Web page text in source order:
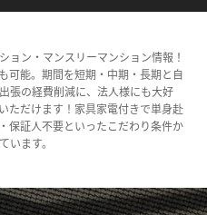
ョン・マンスリーマンション情報！
可能。期間を短期・中期・長期と自
張の経費削減に、法人様にも大好
ただけます！家具家電付きで単身赴
保証人不要といったこだわり条件か
います。